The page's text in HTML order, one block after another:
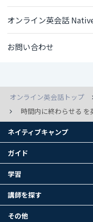
オンライン英会話
お問い合わせ
オンライン英会話トップ
時間内に終わらせる を
ネイティブキャンプ
ガイド
学習
講師を探す
その他